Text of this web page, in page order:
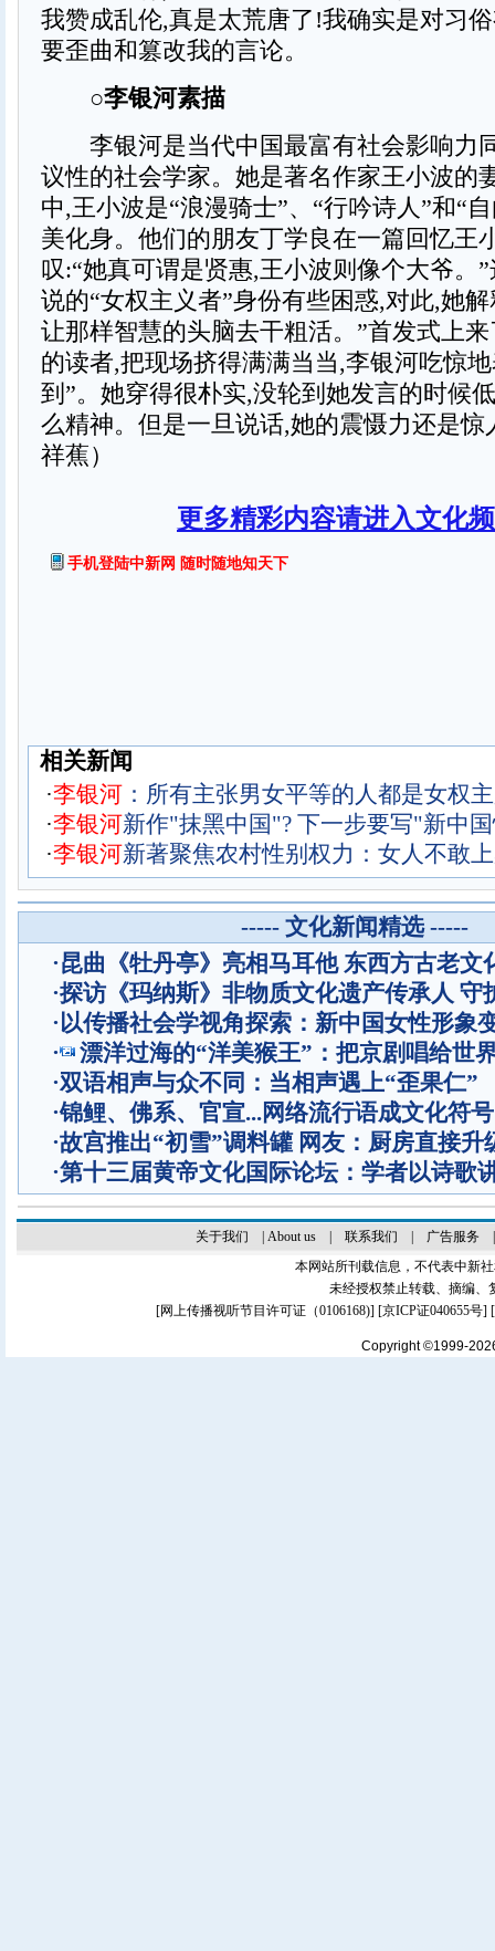
我赞成乱伦,真是太荒唐了!我确实是对习
要歪曲和篡改我的言论。
○李银河素描
李银河是当代中国最富有社会影响力
议性的社会学家。她是著名作家王小波的
中,王小波是“浪漫骑士”、“行吟诗人”和“
美化身。他们的朋友丁学良在一篇回忆王
叹:“她真可谓是贤惠,王小波则像个大爷。
说的“女权主义者”身份有些困惑,对此,她
让那样智慧的头脑去干粗活。”首发式上
的读者,把现场挤得满满当当,李银河吃惊
到”。她穿得很朴实,没轮到她发言的时候
么精神。但是一旦说话,她的震慑力还是惊
祥蕉）
更多精彩内容请进入文化
手机登陆中新网 随时随地知天下
相关新闻
·李银河 ：所有主张男女平等的人都是女权
·李银河新作"抹黑中国"? 下一步要写"新中
·李银河新著聚焦农村性别权力：女人不敢
----- 文化新闻精选 -----
·昆曲《牡丹亭》亮相马耳他 东西方古老文
·探访《玛纳斯》非物质文化遗产传承人 守
·以传播社会学视角探索：新中国女性形象
·
漂洋过海的“洋美猴王”：把京剧唱给世
·双语相声与众不同：当相声遇上“歪果仁”
·锦鲤、佛系、官宣...网络流行语成文化符号
·故宫推出“初雪”调料罐 网友：厨房直接升
·第十三届黄帝文化国际论坛：学者以诗歌
关于我们 About us| 联系我们 广告服务
本网站所刊载信息，不代表中新
未经授权禁止转载、摘编、
[网上传播视听节目许可证（0106168)] [京ICP证040655号]
Copyright ©1999-